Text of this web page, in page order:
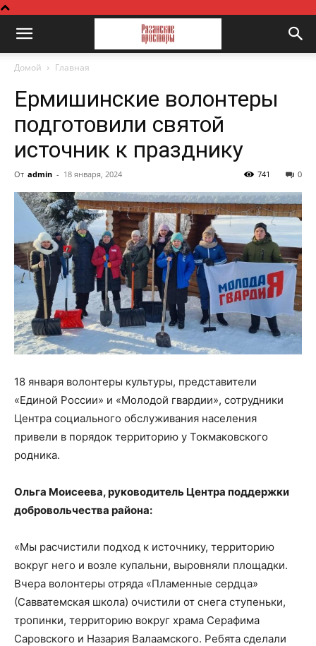
Домой Главная
Ермишинские волонтеры
подготовили святой
источник к празднику
От admin - 18 января, 2024 0
741
18 января волонтеры культуры, представители
«Единой России» и «Молодой гвардии», сотрудники
Центра социального обслуживания населения
привели в порядок территорию у Токмаковского
родника.
Ольга Моисеева, руководитель Центра поддержки
добровольчества района:
«Мы расчистили подход к источнику, территорию
вокруг него и возле купальни, выровняли площадки.
Вчера волонтеры отряда «Пламенные сердца»
(Савватемская школа) очистили от снега ступеньки,
тропинки, территорию вокруг храма Серафима
Саровского и Назария Валаамского. Ребята сделали